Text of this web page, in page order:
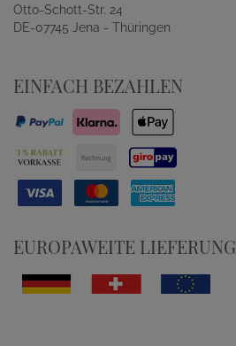
Otto-Schott-Str. 24
DE-07745 Jena - Thüringen
EINFACH BEZAHLEN
EUROPAWEITE LIEFERUNG